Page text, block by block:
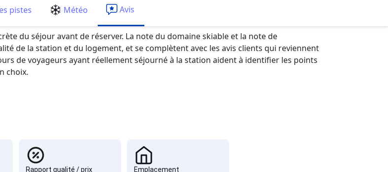
pistes Météo Avis
du séjour avant de réserver. La note du domaine skiable et la note de
de la station et du logement, et se complètent avec les avis clients qui reviennent
de voyageurs ayant réellement séjourné à la station aident à identifier les points
choix.
Rapport qualité / prix
Emplacement